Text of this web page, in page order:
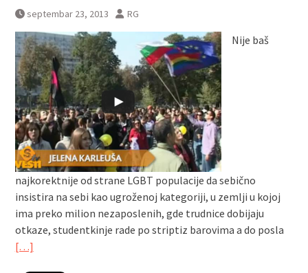
septembar 23, 2013 RG
Nije baš
najkorektnije od strane LGBT populacije da sebično
insistira na sebi kao ugroženoj kategoriji, u zemlji u kojoj
ima preko milion nezaposlenih, gde trudnice dobijaju
otkaze, studentkinje rade po striptiz barovima a do posla
[…]